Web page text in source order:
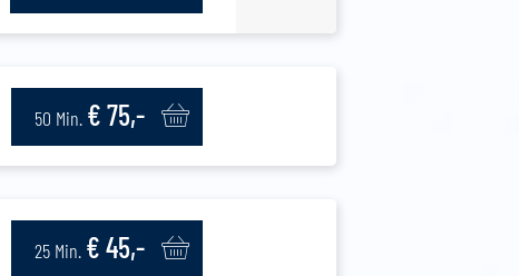
50 Min. € 75,-
25 Min. € 45,-